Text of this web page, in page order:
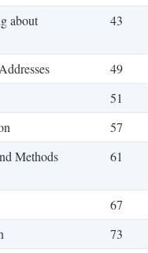
about
43
49
51
57
Methods
61
67
73